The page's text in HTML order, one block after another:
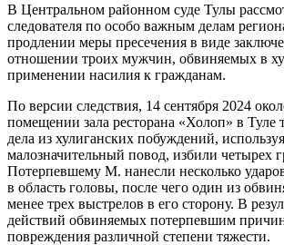
В Центральном районном суде Тулы
следователя по особо важным делам
продлении меры пресечения в виде
отношении троих мужчин, обвиняемых в
применении насилия к гражданам.
По версии следствия, 14 сентября 2024
помещении зала ресторана «Холоп» в Туле
дела из хулиганских побуждений, используя
малозначительный повод, избили четырех
Потерпевшему М. нанесли несколько
в область головы, после чего один из
менее трех выстрелов в его сторону. В
действий обвиняемых потерпевшим
повреждения различной степени тяжести.